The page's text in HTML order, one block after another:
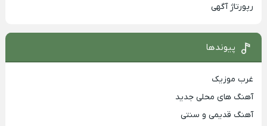
رپورتاژ آگهی
پیوندها
غرب موزیک
آهنگ های محلی جدید
آهنگ قدیمی و سنتی